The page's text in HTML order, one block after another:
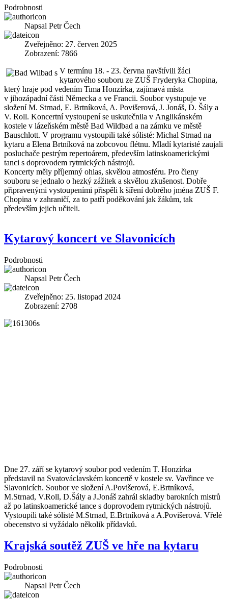
Podrobnosti
Napsal Petr Čech
Zveřejněno: 27. červen 2025
Zobrazení: 7866
V termínu 18. - 23. června navštívili žáci
kytarového souboru ze ZUŠ Fryderyka Chopina,
který hraje pod vedením Tima Honzírka, zajímavá místa
v jihozápadní části Německa a ve Francii. Soubor vystupuje ve
složení M. Strnad, E. Brtníková, A. Povišerová, J. Jonáš, D. Šály a
V. Roll. Koncertní vystoupení se uskutečnila v Anglikánském
kostele v lázeňském městě Bad Wildbad a na zámku ve městě
Bauschlott. V programu vystoupili také sólisté: Michal Strnad na
kytaru a Elena Brtníková na zobcovou flétnu. Mladí kytaristé zaujali
posluchače pestrým repertoárem, především latinskoamerickými
tanci s doprovodem rytmických nástrojů.
Koncerty měly příjemný ohlas, skvělou atmosféru. Pro členy
souboru se jednalo o hezký zážitek a skvělou zkušenost. Dobře
připravenými vystoupeními přispěli k šíření dobrého jména ZUŠ F.
Chopina v zahraničí, za to patří poděkování jak žákům, tak
především jejich učiteli.
Kytarový koncert ve Slavonicích
Podrobnosti
Napsal Petr Čech
Zveřejněno: 25. listopad 2024
Zobrazení: 2708
Dne 27. září se kytarový soubor pod vedením T. Honzírka
představil na Svatováclavském koncertě v kostele sv. Vavřince ve
Slavonicích. Soubor ve složení A.Povišerová, E.Brtníková,
M.Strnad, V.Roll, D.Šály a J.Jonáš zahrál skladby barokních mistrů
až po latinskoamerické tance s doprovodem rytmických nástrojů.
Vystoupili také sólisté M.Strnad, E.Brtníková a A.Povišerová. Vřelé
obecenstvo si vyžádalo několik přídavků.
Krajská soutěž ZUŠ ve hře na kytaru
Podrobnosti
Napsal Petr Čech